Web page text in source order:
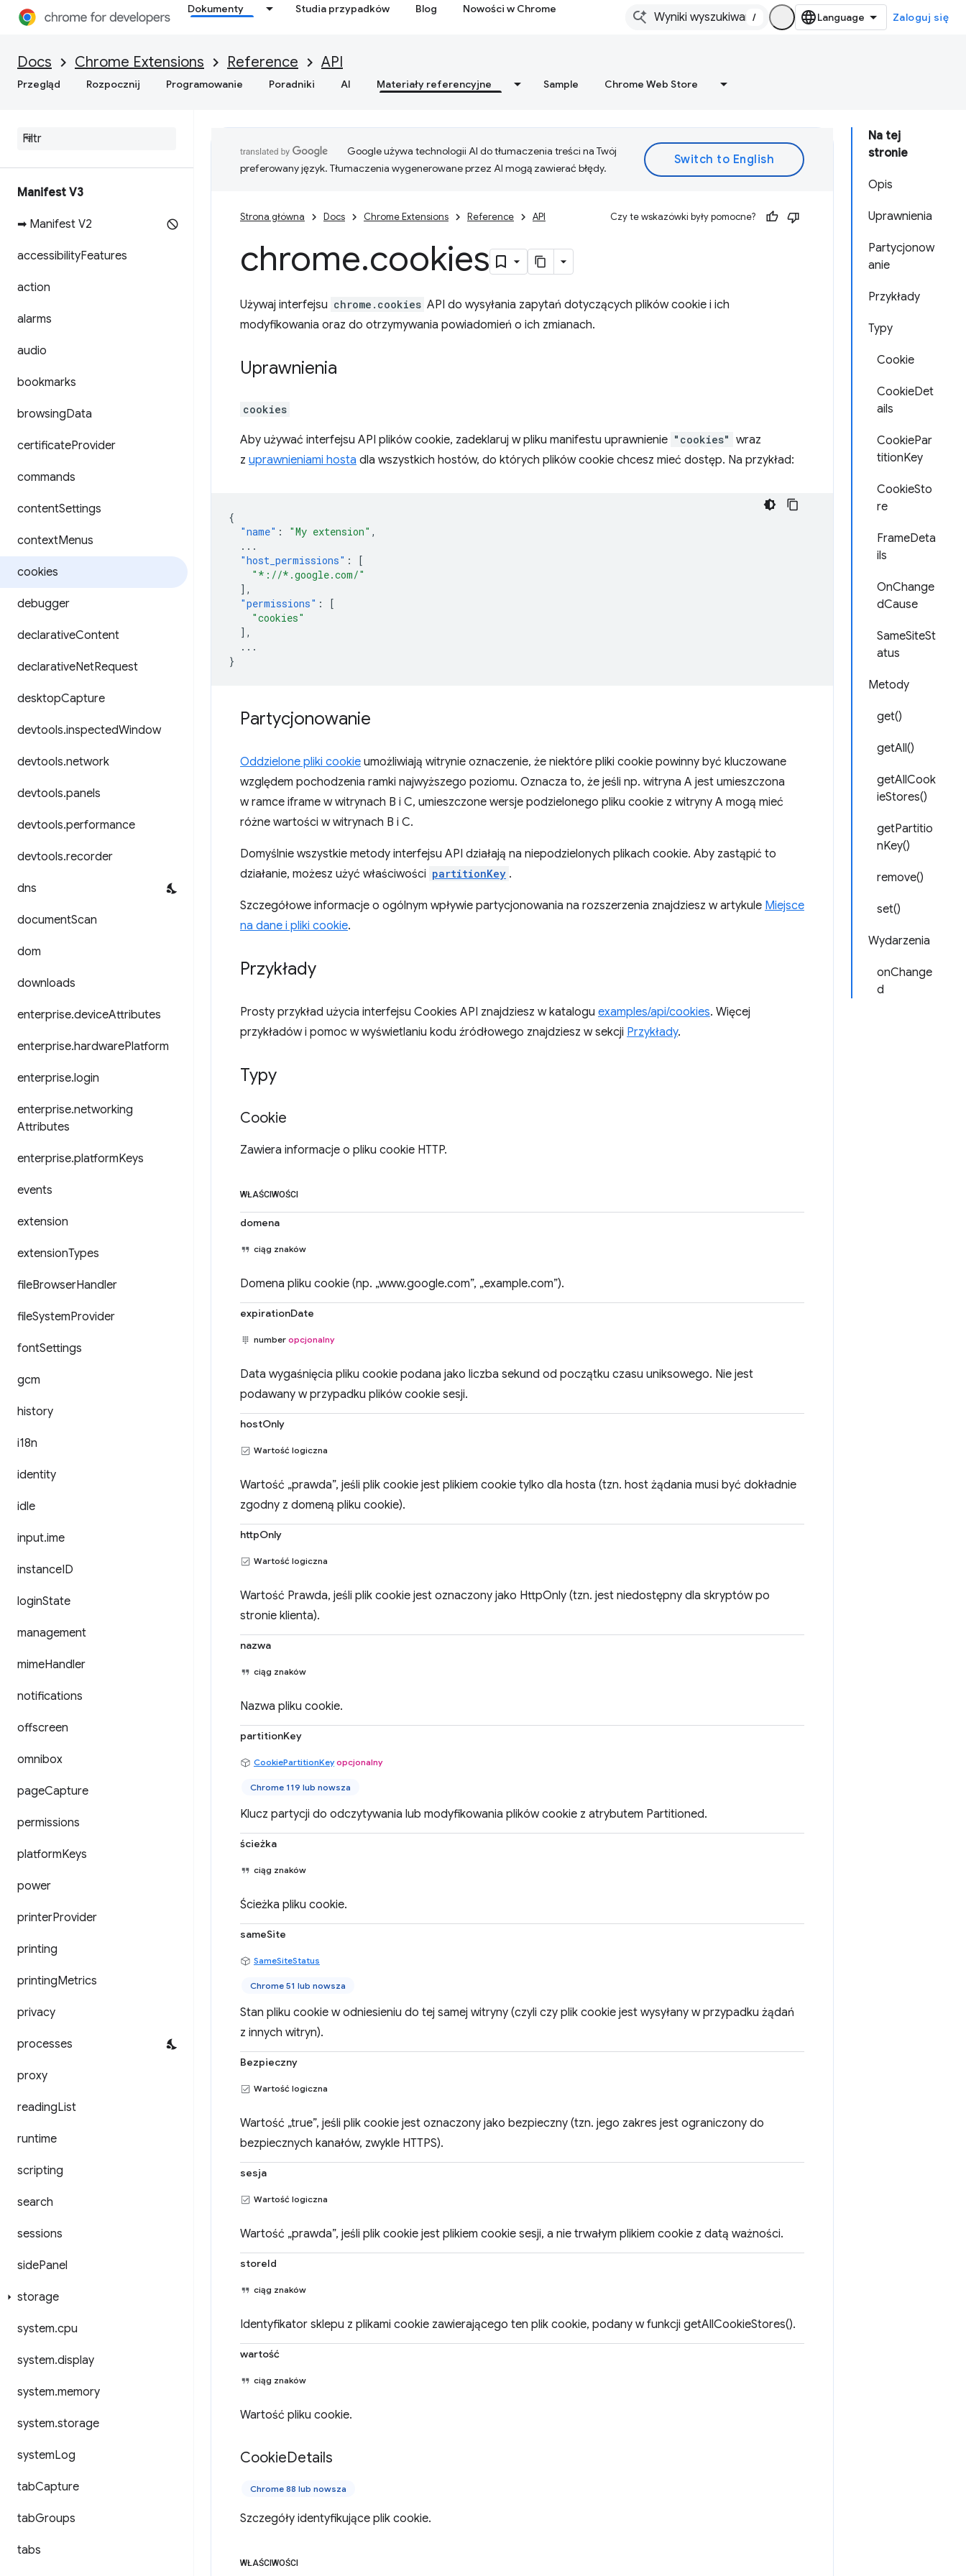
Dokumenty Studia przypadków Blog Nowości w Chrome
/ Zaloguj się
Docs Chrome Extensions Reference API
Przegląd Rozpocznij Programowanie Poradniki AI Materiały referencyjne Sample Chrome Web Store
Manifest V3
➡ Manifest V2
accessibilityFeatures
action
alarms
audio
bookmarks
browsingData
certificateProvider
commands
contentSettings
contextMenus
cookies
debugger
declarativeContent
declarativeNetRequest
desktopCapture
devtools.inspectedWindow
devtools.network
devtools.panels
devtools.performance
devtools.recorder
dns
documentScan
dom
downloads
enterprise.deviceAttributes
enterprise.hardwarePlatform
enterprise.login
enterprise.networking
Attributes
enterprise.platformKeys
events
extension
extensionTypes
fileBrowserHandler
fileSystemProvider
fontSettings
gcm
history
i18n
identity
idle
input.ime
instanceID
loginState
management
mimeHandler
notifications
offscreen
omnibox
pageCapture
permissions
platformKeys
power
printerProvider
printing
printingMetrics
privacy
processes
proxy
readingList
runtime
scripting
search
sessions
sidePanel
storage
system.cpu
system.display
system.memory
system.storage
systemLog
tabCapture
tabGroups
tabs
Na tej
stronie
Opis
Uprawnienia
Partycjonow
anie
Przykłady
Typy
Cookie
CookieDet
ails
CookiePar
titionKey
CookieSto
re
FrameDeta
ils
OnChange
dCause
SameSiteSt
atus
Metody
get()
getAll()
getAllCook
ieStores()
getPartitio
nKey()
remove()
set()
Wydarzenia
onChange
d
Google używa technologii AI do tłumaczenia treści na Twój
preferowany język. Tłumaczenia wygenerowane przez AI mogą zawierać błędy.
Strona główna Docs Chrome Extensions Reference API Czy te wskazówki były pomocne?
chrome.cookies
Używaj interfejsu chrome.cookies API do wysyłania zapytań dotyczących plików cookie i ich
modyfikowania oraz do otrzymywania powiadomień o ich zmianach.
Uprawnienia
cookies
Aby używać interfejsu API plików cookie, zadeklaruj w pliku manifestu uprawnienie "cookies" wraz
z uprawnieniami hosta dla wszystkich hostów, do których plików cookie chcesz mieć dostęp. Na przykład:
{
"name" : "My extension" ,
...
"host_permissions" :
[
"*://*.google.com/"
],
"permissions" :
[
"cookies"
],
...
}
Partycjonowanie
Oddzielone pliki cookie umożliwiają witrynie oznaczenie, że niektóre pliki cookie powinny być kluczowane
względem pochodzenia ramki najwyższego poziomu. Oznacza to, że jeśli np. witryna A jest umieszczona
w ramce iframe w witrynach B i C, umieszczone wersje podzielonego pliku cookie z witryny A mogą mieć
różne wartości w witrynach B i C.
Domyślnie wszystkie metody interfejsu API działają na niepodzielonych plikach cookie. Aby zastąpić to
działanie, możesz użyć właściwości partitionKey .
Szczegółowe informacje o ogólnym wpływie partycjonowania na rozszerzenia znajdziesz w artykule Miejsce
na dane i pliki cookie.
Przykłady
Prosty przykład użycia interfejsu Cookies API znajdziesz w katalogu examples/api/cookies. Więcej
przykładów i pomoc w wyświetlaniu kodu źródłowego znajdziesz w sekcji Przykłady.
Typy
Cookie
Zawiera informacje o pliku cookie HTTP.
WŁAŚCIWOŚCI
domena
ciąg znaków
Domena pliku cookie (np. „www.google.com”, „example.com”).
expirationDate
number opcjonalny
Data wygaśnięcia pliku cookie podana jako liczba sekund od początku czasu uniksowego. Nie jest
podawany w przypadku plików cookie sesji.
hostOnly
Wartość logiczna
Wartość „prawda”, jeśli plik cookie jest plikiem cookie tylko dla hosta (tzn. host żądania musi być dokładnie
zgodny z domeną pliku cookie).
httpOnly
Wartość logiczna
Wartość Prawda, jeśli plik cookie jest oznaczony jako HttpOnly (tzn. jest niedostępny dla skryptów po
stronie klienta).
nazwa
ciąg znaków
Nazwa pliku cookie.
partitionKey
CookiePartitionKey opcjonalny
Chrome 119 lub nowsza
Klucz partycji do odczytywania lub modyfikowania plików cookie z atrybutem Partitioned.
ścieżka
ciąg znaków
Ścieżka pliku cookie.
sameSite
SameSiteStatus
Chrome 51 lub nowsza
Stan pliku cookie w odniesieniu do tej samej witryny (czyli czy plik cookie jest wysyłany w przypadku żądań
z innych witryn).
Bezpieczny
Wartość logiczna
Wartość „true”, jeśli plik cookie jest oznaczony jako bezpieczny (tzn. jego zakres jest ograniczony do
bezpiecznych kanałów, zwykle HTTPS).
sesja
Wartość logiczna
Wartość „prawda”, jeśli plik cookie jest plikiem cookie sesji, a nie trwałym plikiem cookie z datą ważności.
storeId
ciąg znaków
Identyfikator sklepu z plikami cookie zawierającego ten plik cookie, podany w funkcji getAllCookieStores().
wartość
ciąg znaków
Wartość pliku cookie.
CookieDetails
Chrome 88 lub nowsza
Szczegóły identyfikujące plik cookie.
WŁAŚCIWOŚCI